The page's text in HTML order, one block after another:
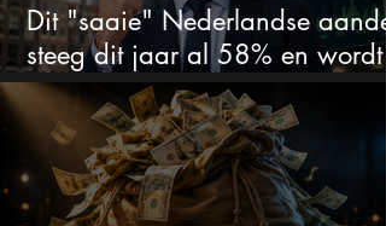
Dit "saaie" Nederlandse
steeg dit jaar al 58% en wordt
volgens analisten onderschat